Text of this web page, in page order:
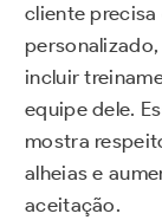
cliente precisa
incluir
equipe dele.
mostra
alheias e
aceitação.